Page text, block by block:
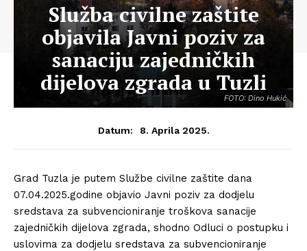
FOTO: Dino Hukić
Služba civilne zaštite
objavila Javni poziv za
sanaciju zajedničkih
dijelova zgrada u Tuzli
Datum: 8. Aprila 2025.
Grad Tuzla je putem Službe civilne zaštite dana
07.04.2025.godine objavio Javni poziv za dodjelu
sredstava za subvencioniranje troškova sanacije
zajedničkih dijelova zgrada, shodno Odluci o postupku i
uslovima za dodjelu sredstava za subvencioniranje